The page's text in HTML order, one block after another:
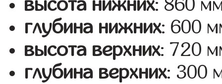
высота нижних: 860
глубина нижних: 600
высота верхних: 720
глубина верхних: 300